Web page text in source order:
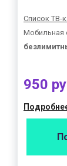
Список ТВ-
Мобильная
950